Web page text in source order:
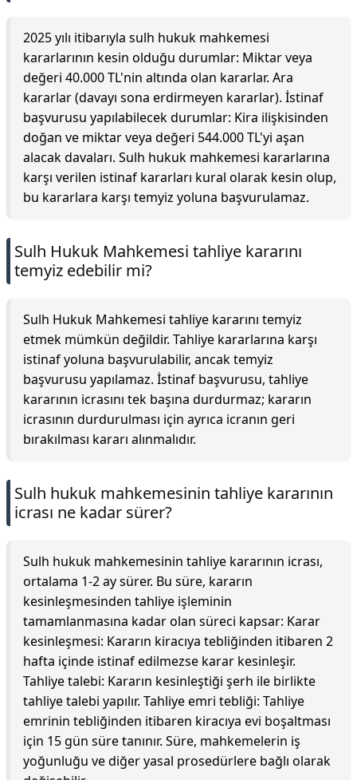
2025 yılı itibarıyla sulh hukuk mahkemesi
kararlarının kesin olduğu durumlar: Miktar veya
değeri 40.000 TL'nin altında olan kararlar. Ara
kararlar (davayı sona erdirmeyen kararlar). İstinaf
başvurusu yapılabilecek durumlar: Kira ilişkisinden
doğan ve miktar veya değeri 544.000 TL'yi aşan
alacak davaları. Sulh hukuk mahkemesi kararlarına
karşı verilen istinaf kararları kural olarak kesin olup,
bu kararlara karşı temyiz yoluna başvurulamaz.
Sulh Hukuk Mahkemesi tahliye kararını
temyiz edebilir mi?
Sulh Hukuk Mahkemesi tahliye kararını temyiz
etmek mümkün değildir. Tahliye kararlarına karşı
istinaf yoluna başvurulabilir, ancak temyiz
başvurusu yapılamaz. İstinaf başvurusu, tahliye
kararının icrasını tek başına durdurmaz; kararın
icrasının durdurulması için ayrıca icranın geri
bırakılması kararı alınmalıdır.
Sulh hukuk mahkemesinin tahliye kararının
icrası ne kadar sürer?
Sulh hukuk mahkemesinin tahliye kararının icrası,
ortalama 1-2 ay sürer. Bu süre, kararın
kesinleşmesinden tahliye işleminin
tamamlanmasına kadar olan süreci kapsar: Karar
kesinleşmesi: Kararın kiracıya tebliğinden itibaren 2
hafta içinde istinaf edilmezse karar kesinleşir.
Tahliye talebi: Kararın kesinleştiği şerh ile birlikte
tahliye talebi yapılır. Tahliye emri tebliği: Tahliye
emrinin tebliğinden itibaren kiracıya evi boşaltması
için 15 gün süre tanınır. Süre, mahkemelerin iş
yoğunluğu ve diğer yasal prosedürlere bağlı olarak